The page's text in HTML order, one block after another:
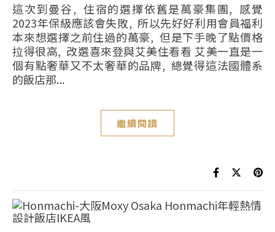
這次到曼谷, 住宿的選擇依舊是萬豪集團, 感覺
2023年保級應該會失敗, 所以先好好利用會員福利
本來想選擇之前住過的萬豪, 但是下手晚了點價格
拉得很高, 改選喜來登與艾美住看看 艾美一直是一
個有點奢華又不太奢華的品牌, 總覺得這法國體系
的飯店那...
繼續閱讀